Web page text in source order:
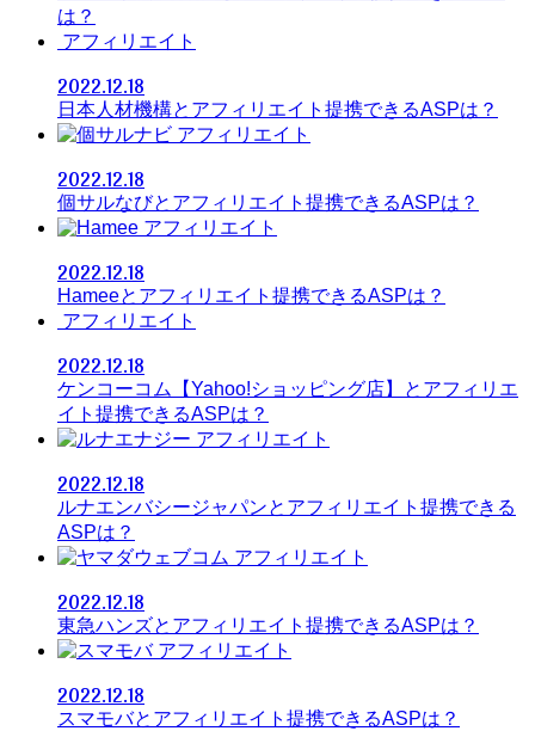
は？
アフィリエイト
2022.12.18
日本人材機構とアフィリエイト提携できるASPは？
アフィリエイト
2022.12.18
個サルなびとアフィリエイト提携できるASPは？
アフィリエイト
2022.12.18
Hameeとアフィリエイト提携できるASPは？
アフィリエイト
2022.12.18
ケンコーコム【Yahoo!ショッピング店】とアフィリエ
イト提携できるASPは？
アフィリエイト
2022.12.18
ルナエンバシージャパンとアフィリエイト提携できる
ASPは？
アフィリエイト
2022.12.18
東急ハンズとアフィリエイト提携できるASPは？
アフィリエイト
2022.12.18
スマモバとアフィリエイト提携できるASPは？